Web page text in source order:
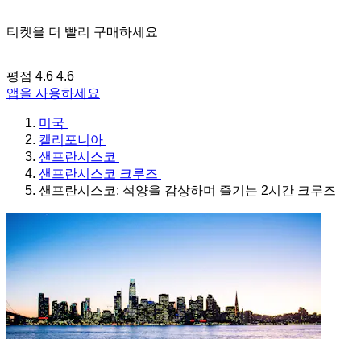
티켓을 더 빨리 구매하세요
평점 4.6 4.6
앱을 사용하세요
미국
캘리포니아
샌프란시스코
샌프란시스코 크루즈
샌프란시스코: 석양을 감상하며 즐기는 2시간 크루즈